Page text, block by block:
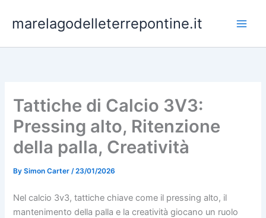
marelagodelleterrepontine.it
Tattiche di Calcio 3V3:
Pressing alto, Ritenzione
della palla, Creatività
BySimon Carter/23/01/2026
Nel calcio 3v3, tattiche chiave come il pressing alto, il
mantenimento della palla e la creatività giocano un ruolo